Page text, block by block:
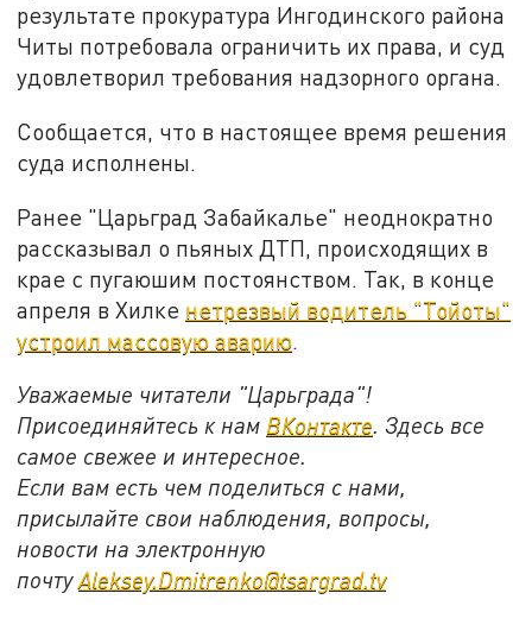
результате прокуратура Ингодинского района
Читы потребовала ограничить их права, и суд
удовлетворил требования надзорного органа.
Сообщается, что в настоящее время решения
суда исполнены.
Ранее "Царьград Забайкалье" неоднократно
рассказывал о пьяных ДТП, происходящих в
крае с пугаюшим постоянством. Так, в конце
апреля в Хилке нетрезвый водитель "Тойоты"
устроил массовую аварию
Уважаемые читатели "Царьграда"!
Присоединяйтесь к нам ВКонтакте. Здесь все
самое свежее и интересное.
Если вам есть чем поделиться с нами,
присылайте свои наблюдения, вопросы,
новости на электронную
почтуAleksey.Dmitrenko@tsargrad.tv